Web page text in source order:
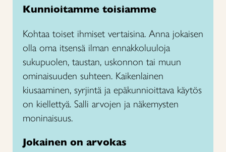
Kunnioitamme toisiamme
Kohtaa toiset ihmiset vertaisina. Anna jokaisen
olla oma itsensä ilman ennakkoluuloja
sukupuolen, taustan, uskonnon tai muun
ominaisuuden suhteen. Kaikenlainen
kiusaaminen, syrjintä ja epäkunnioittava käytös
on kiellettyä. Salli arvojen ja näkemysten
moninaisuus.
Jokainen on arvokas